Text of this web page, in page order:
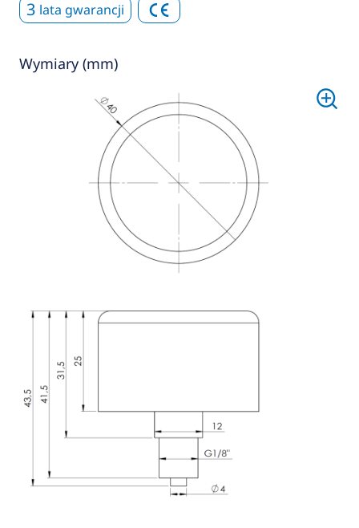
3 lata gwarancji
Wymiary (mm)